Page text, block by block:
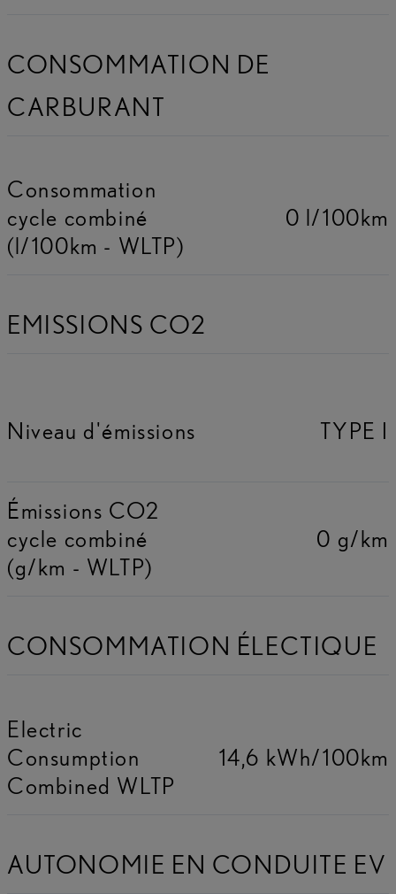
CONSOMMATION DE
CARBURANT
Consommation
cycle combiné
(l/100km - WLTP)
0 l/100km
EMISSIONS CO2
Niveau d'émissions TYPE I
Émissions CO2
cycle combiné
(g/km - WLTP)
0 g/km
CONSOMMATION ÉLECTIQUE
Electric
Consumption
Combined WLTP
14,6 kWh/100km
AUTONOMIE EN CONDUITE EV